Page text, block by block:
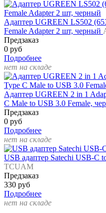
Адаптер UGREEN LS502
Female Adapter 2 шт, черный
Предзаказ
0 руб
Подробнее
нет на складе
Адаптер UGREEN 2 in 1
C Male to USB 3.0 Female,
Предзаказ
0 руб
Подробнее
нет на складе
USB адаптер Satechi USB-C
TCUAM
Предзаказ
330 руб
Подробнее
нет на складе